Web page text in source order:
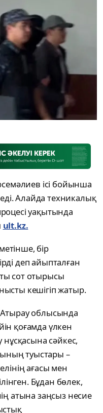
ісі бойынша
еді. Алайда техникалық
уақытында
ult.kz.
бір
деп айыпталған
сот отырысы
кешігіп жатыр.
облысында
қоғамда үлкен
нұсқасына сәйкес,
туыстары –
ағасы мен
Бұдан бөлек,
атына заңсыз несие